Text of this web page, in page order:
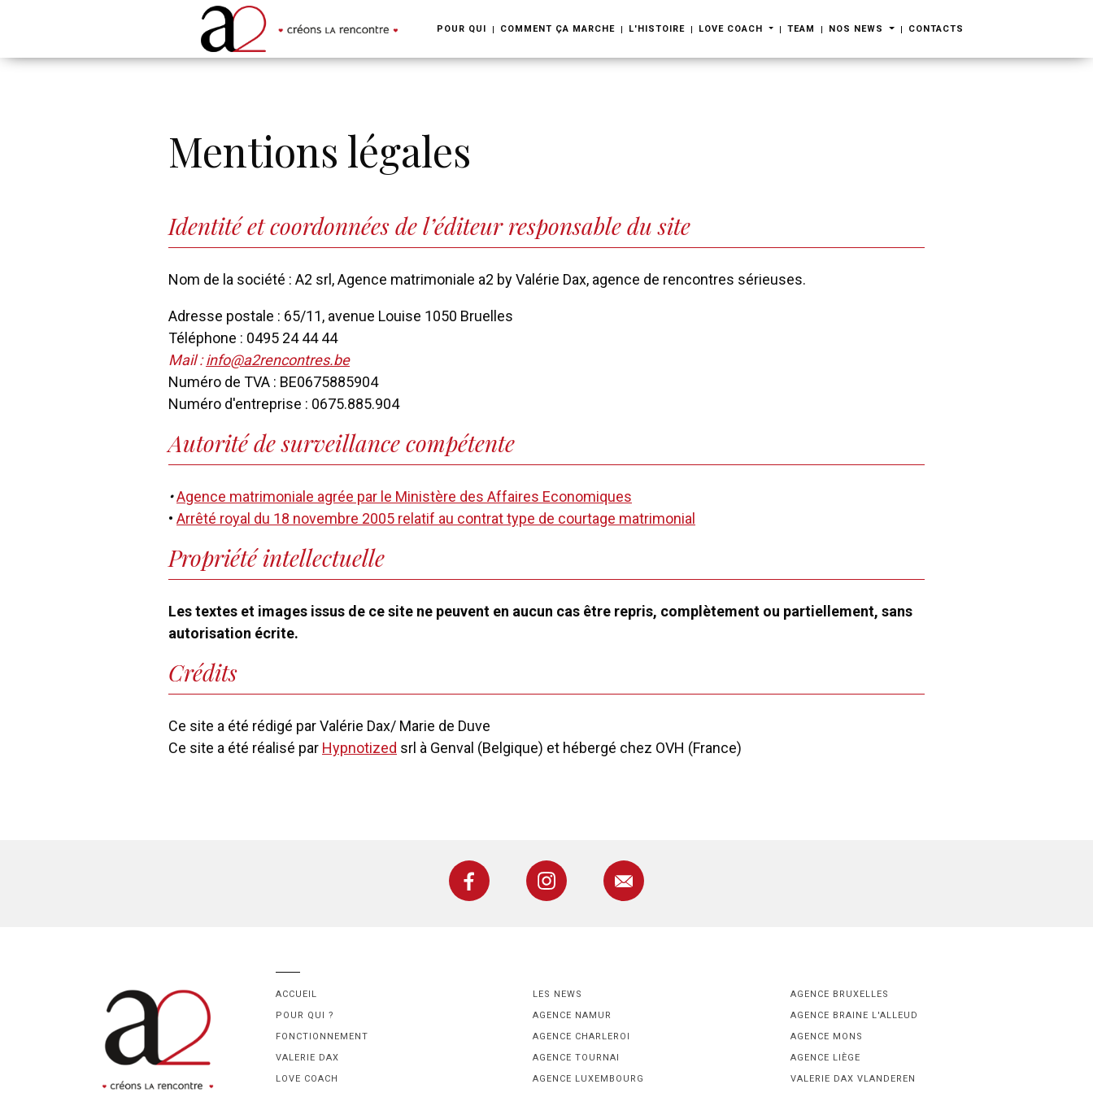
POUR QUI COMMENT ÇA MARCHE L'HISTOIRE LOVE COACH TEAM NOS NEWS CONTACTS
Mentions légales
Identité et coordonnées de l’éditeur responsable du site
Nom de la société : A2 srl, Agence matrimoniale a2 by Valérie Dax, agence de rencontres sérieuses.
Adresse postale : 65/11, avenue Louise 1050 Bruelles
Téléphone : 0495 24 44 44
Mail :info@a2rencontres.be
Numéro de TVA : BE0675885904
Numéro d'entreprise : 0675.885.904
Autorité de surveillance compétente
•Agence matrimoniale agrée par le Ministère des Affaires Economiques
• Arrêté royal du 18 novembre 2005 relatif au contrat type de courtage matrimonial
Propriété intellectuelle
Les textes et images issus de ce site ne peuvent en aucun cas être repris, complètement ou partiellement, sans
autorisation écrite.
Crédits
Ce site a été rédigé par Valérie Dax/ Marie de Duve
Ce site a été réalisé par Hypnotized srl à Genval (Belgique) et hébergé chez OVH (France)
ACCUEIL
POUR QUI ?
FONCTIONNEMENT
VALERIE DAX
LOVE COACH
LES NEWS
AGENCE NAMUR
AGENCE CHARLEROI
AGENCE TOURNAI
AGENCE LUXEMBOURG
AGENCE BRUXELLES
AGENCE BRAINE L'ALLEUD
AGENCE MONS
AGENCE LIÈGE
VALERIE DAX VLANDEREN